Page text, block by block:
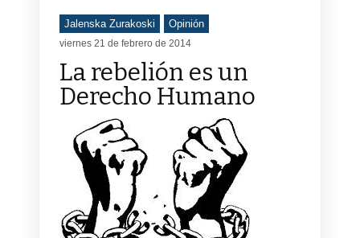
Jalenska Zurakoski Opinión
viernes 21 de febrero de 2014
La rebelión es un
Derecho Humano